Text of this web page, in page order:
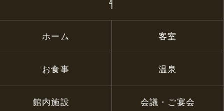
ホーム 客室
お食事 温泉
館内施設 会議・ご宴会